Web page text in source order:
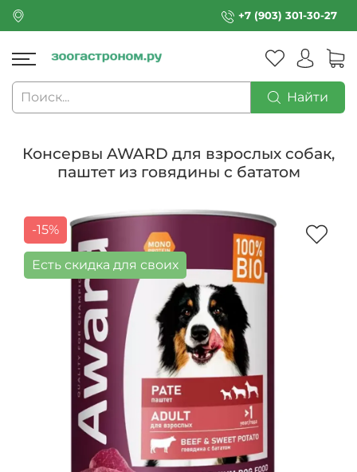
+7 (903) 301-30-27
Найти
Консервы AWARD для взрослых собак,
паштет из говядины с бататом
-15%
Есть скидка для своих